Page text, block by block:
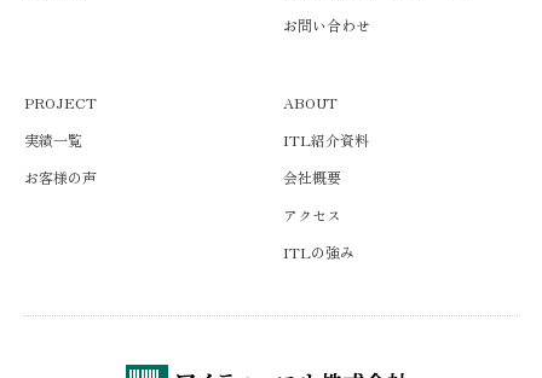
お問い合わせ
PROJECT
実績一覧
お客様の声
ABOUT
ITL紹介資料
会社概要
アクセス
ITLの強み